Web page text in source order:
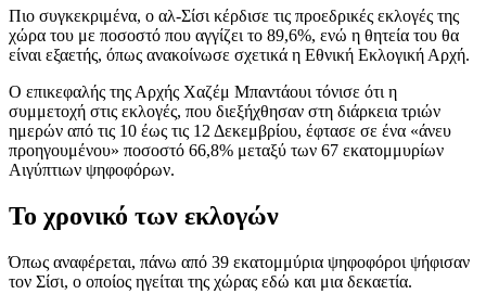
Πιο συγκεκριμένα, ο αλ-Σίσι κέρδισε τις προεδρικές εκλογές της
χώρα του με ποσοστό που αγγίζει το 89,6%, ενώ η θητεία του θα
είναι εξαετής, όπως ανακοίνωσε σχετικά η Εθνική Εκλογική Αρχή.
Ο επικεφαλής της Αρχής Χαζέμ Μπαντάουι τόνισε ότι η
συμμετοχή στις εκλογές, που διεξήχθησαν στη διάρκεια τριών
ημερών από τις 10 έως τις 12 Δεκεμβρίου, έφτασε σε ένα «άνευ
προηγουμένου» ποσοστό 66,8% μεταξύ των 67 εκατομμυρίων
Αιγύπτιων ψηφοφόρων.
Το χρονικό των εκλογών
Όπως αναφέρεται, πάνω από 39 εκατομμύρια ψηφοφόροι ψήφισαν
τον Σίσι, ο οποίος ηγείται της χώρας εδώ και μια δεκαετία.